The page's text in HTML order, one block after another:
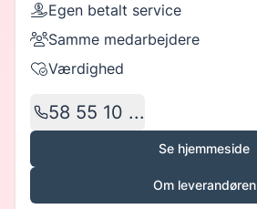
58 55 10 ...
Se hjemmeside
Om leverandøren
Egen betalt service
Samme medarbejdere
Værdighed